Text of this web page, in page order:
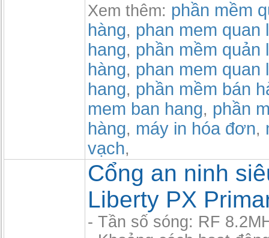
Xem thêm: phần mềm
hàng, phan mem quan
hang, phần mềm quản
hàng, phan mem quan
hang, phần mềm bán
mem ban hang, phần
hàng, máy in hóa đơn,
vạch,
Cổng an ninh
Liberty PX
- Tần số sóng: RF